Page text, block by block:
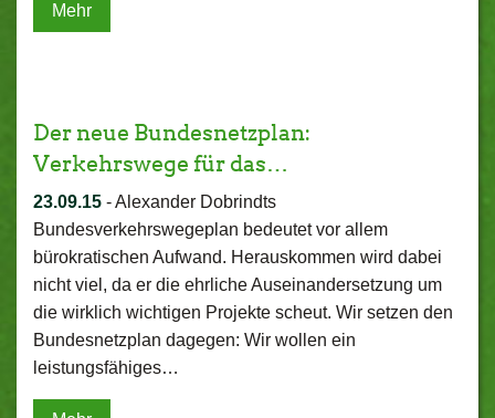
Mehr
Der neue Bundesnetzplan:
Verkehrswege für das…
23.09.15 -Alexander Dobrindts
Bundesverkehrswegeplan bedeutet vor allem
bürokratischen Aufwand. Herauskommen wird dabei
nicht viel, da er die ehrliche Auseinandersetzung um
die wirklich wichtigen Projekte scheut. Wir setzen den
Bundesnetzplan dagegen: Wir wollen ein
leistungsfähiges…